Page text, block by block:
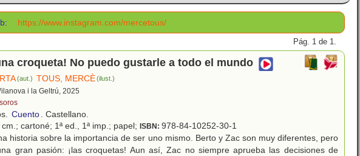
https://www.instagram.com/mercetous/
Pág. 1 de 1.
croqueta! No puedo gustarle a todo el mundo
(aut.) TOUS, MERCÈ(ilust.)
i la Geltrú, 2025
Cuento. Castellano.
cartoné; 1ª ed., 1ª imp.; papel; ISBN: 978-84-10252-30-1
historia sobre la importancia de ser uno mismo. Berto y Zac son muy diferentes, pero
gran pasión: ¡las croquetas! Aun así, Zac no siempre aprueba las decisiones de